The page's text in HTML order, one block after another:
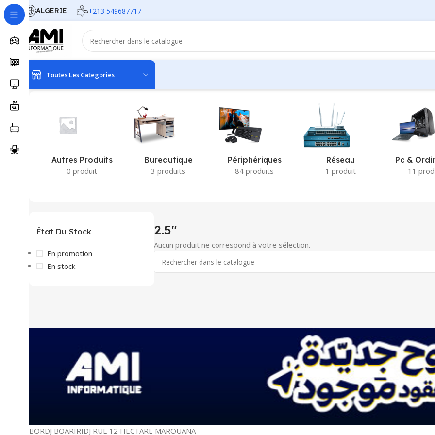
ALGERIE +213 549687717
Toutes Les Categories
Autres Produits
0 produit
Bureautique
3 produits
Périphériques
84 produits
Réseau
1 produit
Pc &
11
État Du Stock
En promotion
En stock
2.5"
Aucun produit ne correspond à votre sélection.
BORDJ BOARIRIDJ RUE 12 HECTARE MAROUANA